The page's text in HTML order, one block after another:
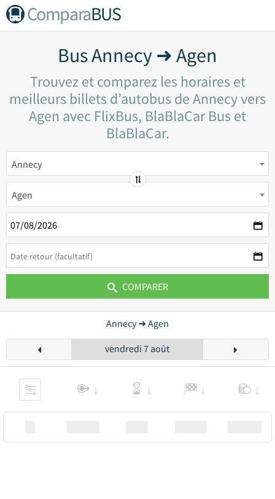
ComparaBUS
Bus Annecy ➜ Agen
Trouvez et comparez les horaires et
meilleurs billets d’autobus de Annecy vers
Agen avec FlixBus, BlaBlaCar Bus et
BlaBlaCar.
Annecy
Agen
COMPARER
Annecy ➜ Agen
vendredi 7 août